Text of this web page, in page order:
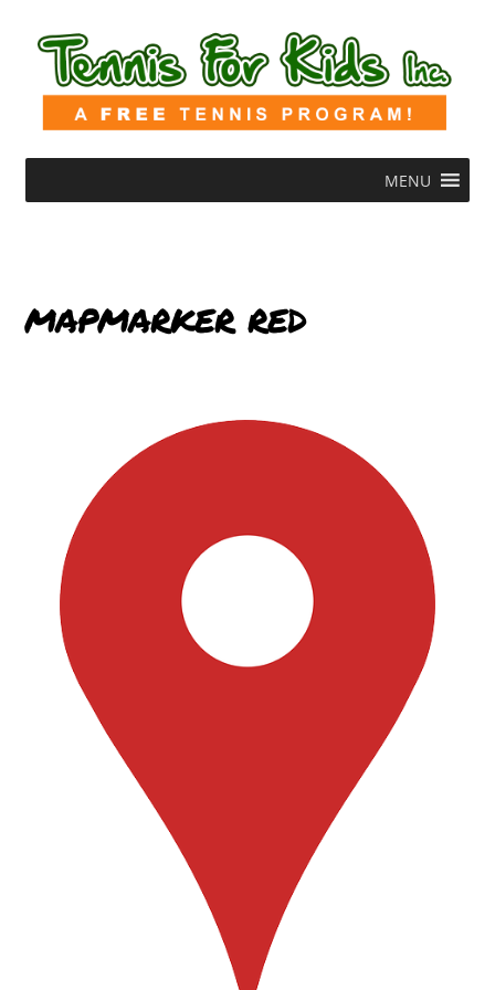
MENU
mapmarker red